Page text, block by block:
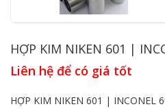
HỢP KIM NIKEN 601 |
Liên hệ để có giá tốt
HỢP KIM NIKEN 601 | INCONEL